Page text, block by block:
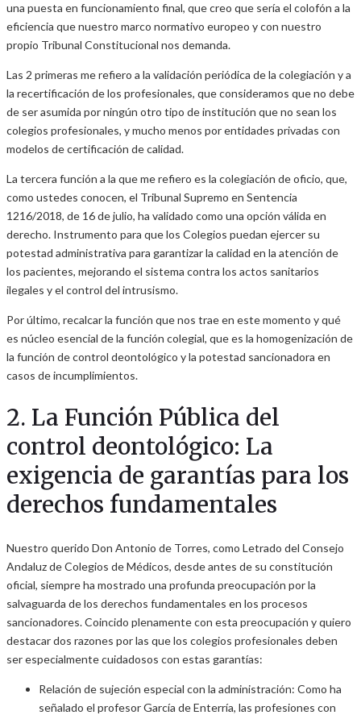
una puesta en funcionamiento final, que creo que sería el colofón a la
eficiencia que nuestro marco normativo europeo y con nuestro
propio Tribunal Constitucional nos demanda.
Las 2 primeras me refiero a la validación periódica de la colegiación y a
la recertificación de los profesionales, que consideramos que no debe
de ser asumida por ningún otro tipo de institución que no sean los
colegios profesionales, y mucho menos por entidades privadas con
modelos de certificación de calidad.
La tercera función a la que me refiero es la colegiación de oficio, que,
como ustedes conocen, el Tribunal Supremo en Sentencia
1216/2018, de 16 de julio, ha validado como una opción válida en
derecho. Instrumento para que los Colegios puedan ejercer su
potestad administrativa para garantizar la calidad en la atención de
los pacientes, mejorando el sistema contra los actos sanitarios
ilegales y el control del intrusismo.
Por último, recalcar la función que nos trae en este momento y qué
es núcleo esencial de la función colegial, que es la homogenización de
la función de control deontológico y la potestad sancionadora en
casos de incumplimientos.
2. La Función Pública del
control deontológico: La
exigencia de garantías para los
derechos fundamentales
Nuestro querido Don Antonio de Torres, como Letrado del Consejo
Andaluz de Colegios de Médicos, desde antes de su constitución
oficial, siempre ha mostrado una profunda preocupación por la
salvaguarda de los derechos fundamentales en los procesos
sancionadores. Coincido plenamente con esta preocupación y quiero
destacar dos razones por las que los colegios profesionales deben
ser especialmente cuidadosos con estas garantías:
Relación de sujeción especial con la administración: Como ha
señalado el profesor García de Enterría, las profesiones con